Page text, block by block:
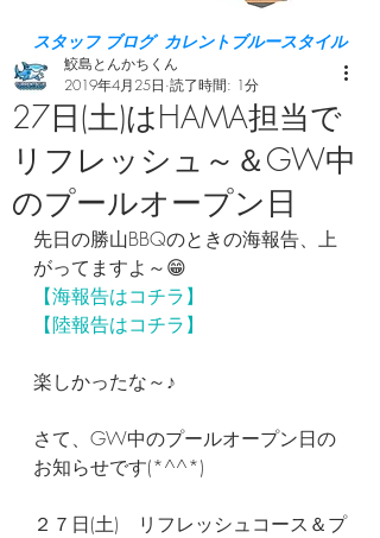
スタッフ ブログ カレントブルースタイル
27日(土)はHAMA担当で
リフレッシュ～＆GW中
のプールオープン日
鮫島とんかちくん
2019年4月25日 読了時間: 1分
先日の勝山BBQのときの海報告、上
がってますよ～😁
【海報告はコチラ】
【陸報告はコチラ】
楽しかったな～♪
さて、GW中のプールオープン日の
お知らせです(*^^*)
２７日(土)　リフレッシュコース＆プ